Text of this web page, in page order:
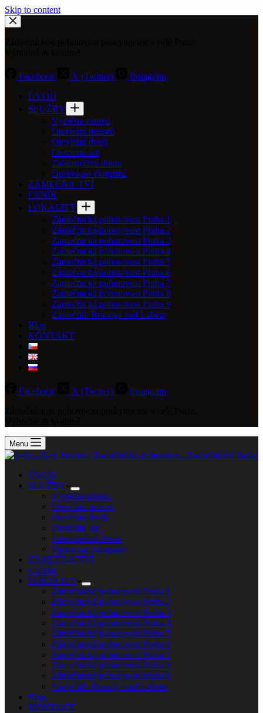
Skip to content
Facebook X (Twitter)
Instagram
ÚVOD
SLUŽBY
Výměna zámku
Otevírání trezorů
Otevírání dveří
Otevírání aut
Zabezpečení domu
Oprava po vloupání
ZÁMEČNICTVÍ
CENÍK
LOKALITY
Zámečnická pohotovost Praha 1
Zámečnická pohotovost Praha 2
Zámečnická pohotovost Praha 3
Zámečnická pohotovost Praha 4
Zámečnická pohotovost Praha 5
Zámečnická pohotovost Praha 6
Zámečnická pohotovost Praha 7
Zámečnická pohotovost Praha 8
Zámečnická pohotovost Praha 9
Zámečník Brandýs nad Labem
Blog
KONTAKT
Facebook X (Twitter)
Instagram
Menu
ÚVOD
SLUŽBY
Výměna zámku
Otevírání trezorů
Otevírání dveří
Otevírání aut
Zabezpečení domu
Oprava po vloupání
ZÁMEČNICTVÍ
CENÍK
LOKALITY
Zámečnická pohotovost Praha 1
Zámečnická pohotovost Praha 2
Zámečnická pohotovost Praha 3
Zámečnická pohotovost Praha 4
Zámečnická pohotovost Praha 5
Zámečnická pohotovost Praha 6
Zámečnická pohotovost Praha 7
Zámečnická pohotovost Praha 8
Zámečnická pohotovost Praha 9
Zámečník Brandýs nad Labem
Blog
KONTAKT